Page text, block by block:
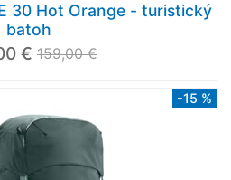
30 Hot Orange - turistický
batoh
€ 159,00 €
-15 %